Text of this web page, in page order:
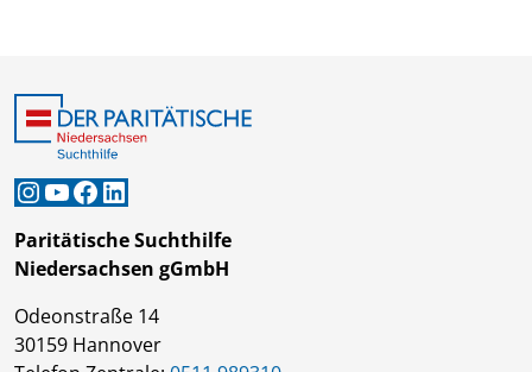
Instagram
YouTube
Facebook
LinkedIn
Paritätische Suchthilfe
Niedersachsen gGmbH
Odeonstraße 14
30159 Hannover